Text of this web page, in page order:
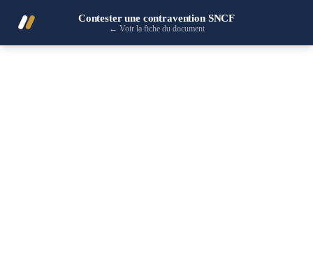
Contester une contravention SNCF
← Voir la fiche du document